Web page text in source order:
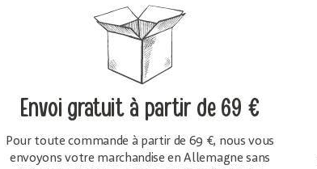
Envoi gratuità partir de 69 €
Pour toute commande à partir de 69 €, nous vous
envoyons votre marchandise en Allemagne sans